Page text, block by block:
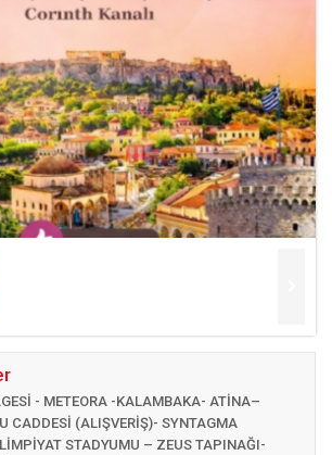
- METEORA -KALAMBAKA- ATİNA–
CADDESİ (ALIŞVERİŞ)- SYNTAGMA
STADYUMU – ZEUS TAPINAĞI-